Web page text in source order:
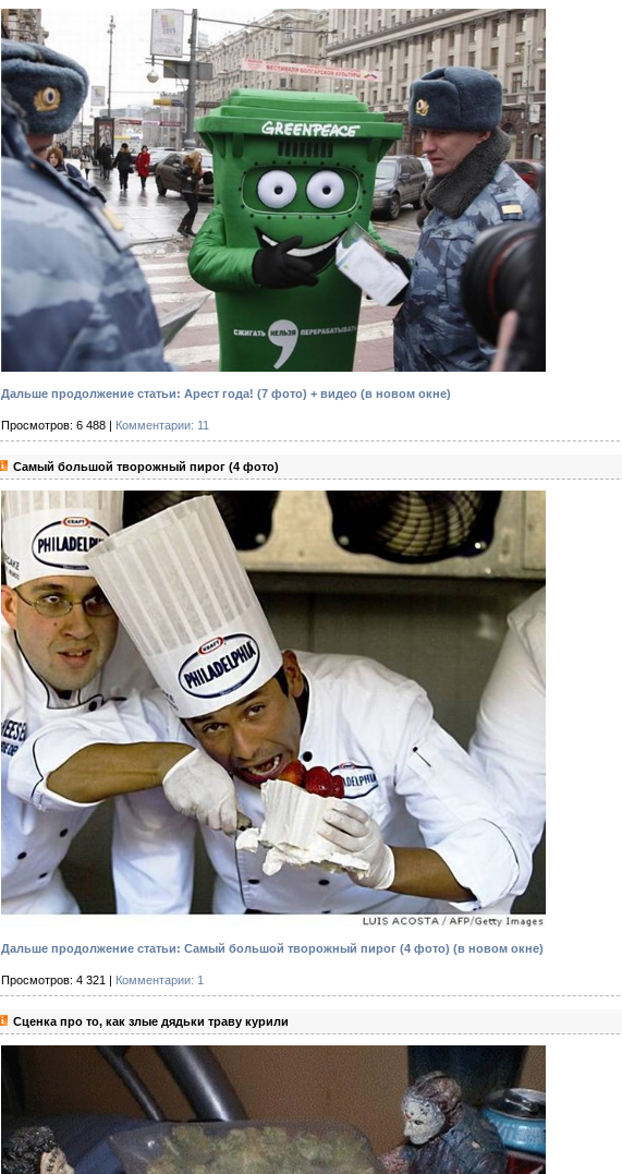
Дальше продолжение статьи: Арест года! (7 фото) + видео (в новом окне)
Просмотров: 6 488 | Комментарии: 11
Самый большой творожный пирог (4 фото)
Дальше продолжение статьи: Самый большой творожный пирог (4 фото) (в новом окне)
Просмотров: 4 321 | Комментарии: 1
Сценка про то, как злые дядьки траву курили